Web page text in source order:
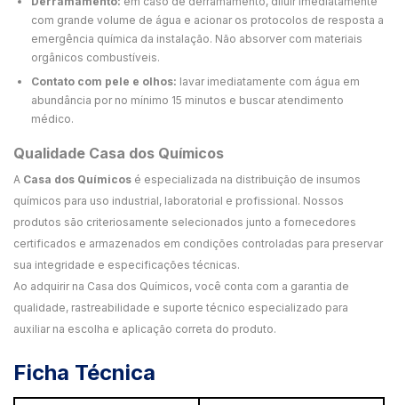
com grande volume de água e acionar os protocolos de resposta a
emergência química da instalação. Não absorver com materiais
orgânicos combustíveis.
Contato com pele e olhos: lavar imediatamente com água em
abundância por no mínimo 15 minutos e buscar atendimento
médico.
Qualidade Casa dos Químicos
A Casa dos Químicos é especializada na distribuição de insumos
químicos para uso industrial, laboratorial e profissional. Nossos
produtos são criteriosamente selecionados junto a fornecedores
certificados e armazenados em condições controladas para preservar
sua integridade e especificações técnicas.
Ao adquirir na Casa dos Químicos, você conta com a garantia de
qualidade, rastreabilidade e suporte técnico especializado para
auxiliar na escolha e aplicação correta do produto.
Ficha Técnica